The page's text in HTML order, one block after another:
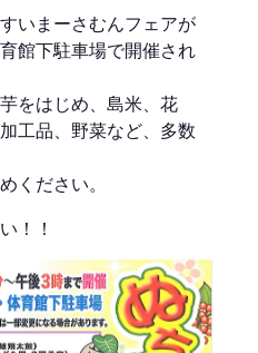
いまーさむんフェアが
館下駐車場で開催され
をはじめ、島米、花
工品、野菜など、多数
ください。
！！